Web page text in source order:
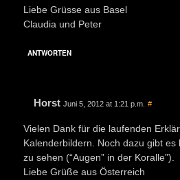
Liebe Grüsse aus Basel
Claudia und Peter
ANTWORTEN
Horst Juni 5, 2012 at 1:21 p.m. #
Vielen Dank für die laufenden
Kalenderbildern. Noch dazu gibt es
zu sehen (“Augen” in der Koralle”).
Liebe Grüße aus Österreich